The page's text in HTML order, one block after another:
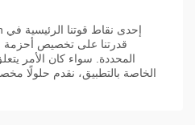
قدرتنا على تخصيص أحزمة
المحددة. سواء كان الأمر
الخاصة بالتطبيق، نقدم حلولًا